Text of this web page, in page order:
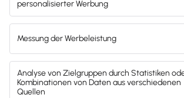
Jedoch gibt es eine Ausnahme:
In Tarifverträgen darf bei einer
Mischcharakter (also als Vergütung
Arbeit und Betriebstreue) der
abhängig gemacht werden, ob das